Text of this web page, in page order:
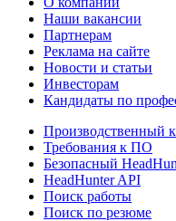
Наши вакансии
Партнерам
Реклама на сайте
Новости и статьи
Инвесторам
Кандидаты по
Производственный
Требования к ПО
Безопасный
HeadHunter API
Поиск работы
Поиск по резюме